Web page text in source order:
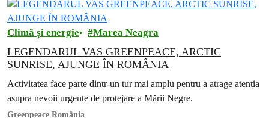
Climă și energie Marea Neagra
LEGENDARUL VAS GREENPEACE, ARCTIC
SUNRISE, AJUNGE ÎN ROMÂNIA
Activitatea face parte dintr-un tur mai amplu pentru a atrage atenția
asupra nevoii urgente de protejare a Mării Negre.
Greenpeace România